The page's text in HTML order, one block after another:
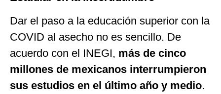
Dar el paso a la educación superior con la
COVID al asecho no es sencillo. De
acuerdo con el INEGI, más de cinco
millones de mexicanos interrumpieron
sus estudios en el último año y medio.